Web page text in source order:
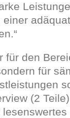
für den
für
(2